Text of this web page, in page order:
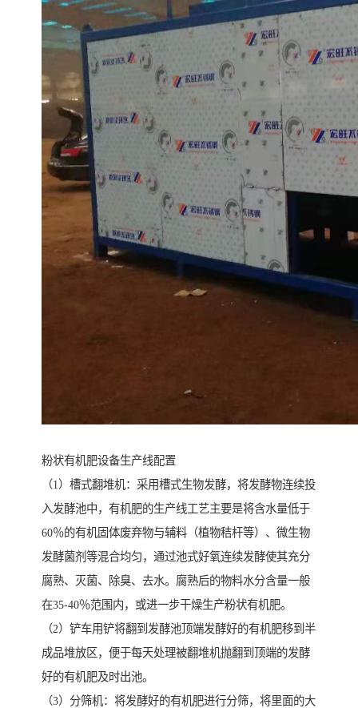
粉状有机肥设备生产线配置
（1）槽式翻堆机：采用槽式生物发酵，将发酵物连续投
入发酵池中，有机肥的生产线工艺主要是将含水量低于
60％的有机固体废弃物与辅料（植物秸杆等）、微生物
发酵菌剂等混合均匀，通过池式好氧连续发酵使其充分
腐熟、灭菌、除臭、去水。腐熟后的物料水分含量一般
在35-40％范围内，或进一步干燥生产粉状有机肥。
（2）铲车用铲将翻到发酵池顶端发酵好的有机肥移到半
成品堆放区，便于每天处理被翻堆机抛翻到顶端的发酵
好的有机肥及时出池。
（3）分筛机：将发酵好的有机肥进行分筛，将里面的大